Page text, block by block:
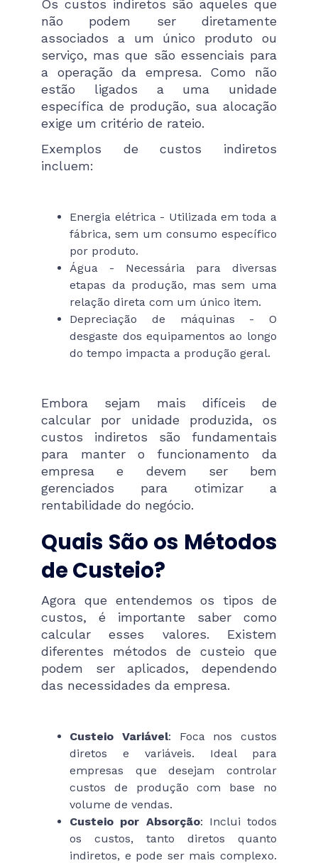
Os custos indiretos são aqueles que
não podem ser diretamente
associados a um único produto ou
serviço, mas que são essenciais para
a operação da empresa. Como não
estão ligados a uma unidade
específica de produção, sua alocação
exige um critério de rateio.
Exemplos de custos indiretos
incluem:
Energia elétrica - Utilizada em toda a
fábrica, sem um consumo específico
por produto.
Água - Necessária para diversas
etapas da produção, mas sem uma
relação direta com um único item.
Depreciação de máquinas - O
desgaste dos equipamentos ao longo
do tempo impacta a produção geral.
Embora sejam mais difíceis de
calcular por unidade produzida, os
custos indiretos são fundamentais
para manter o funcionamento da
empresa e devem ser bem
gerenciados para otimizar a
rentabilidade do negócio.
Quais São os Métodos
de Custeio?
Agora que entendemos os tipos de
custos, é importante saber como
calcular esses valores. Existem
diferentes métodos de custeio que
podem ser aplicados, dependendo
das necessidades da empresa.
Custeio Variável: Foca nos custos
diretos e variáveis. Ideal para
empresas que desejam controlar
custos de produção com base no
volume de vendas.
Custeio por Absorção: Inclui todos
os custos, tanto diretos quanto
indiretos, e pode ser mais complexo.